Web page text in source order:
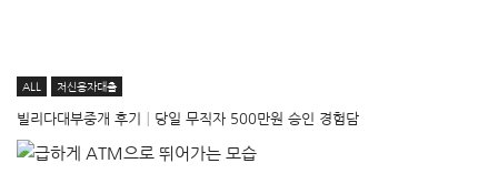
ALL 저신용자대출
빌리다대부중개 후기│당일 무직자 500만원 승인 경험담